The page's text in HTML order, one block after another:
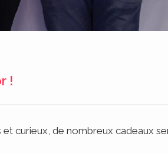
!
curieux, de nombreux cadeaux